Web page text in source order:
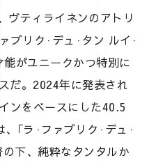
ティライネンのアトリ
ブリク·デュ·タン ルイ·
がユニークかつ特別に
だ。2024年に発表され
ンをベースにした40.5
｢ラ·ファブリク·デュ·
下、純粋なタンタルか